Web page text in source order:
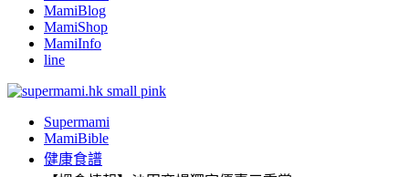
MamiBlog
MamiShop
MamiInfo
line
Supermami
MamiBible
健康食譜